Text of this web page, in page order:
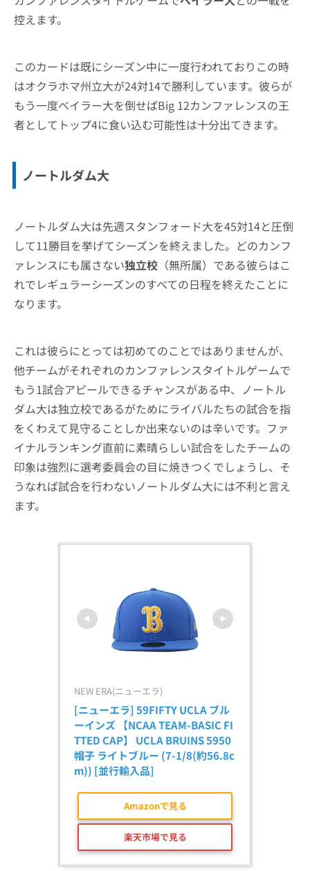
控えます。
このカードは既にシーズン中に一度行われておりこの時
はオクラホマ州立大が24対14で勝利しています。彼らが
もう一度ベイラー大を倒せばBig 12カンファレンスの王
者としてトップ4に食い込む可能性は十分出てきます。
ノートルダム大
ノートルダム大は先週スタンフォード大を45対14と圧倒
して11勝目を挙げてシーズンを終えました。どのカンフ
ァレンスにも属さない独立校 （無所属）である彼らはこ
れでレギュラーシーズンのすべての日程を終えたことに
なります。
これは彼らにとっては初めてのことではありませんが、
他チームがそれぞれのカンファレンスタイトルゲームで
もう1試合アピールできるチャンスがある中、ノートル
ダム大は独立校であるがためにライバルたちの試合を指
をくわえて見守ることしか出来ないのは辛いです。ファ
イナルランキング直前に素晴らしい試合をしたチームの
印象は強烈に選考委員会の目に焼きつくでしょうし、そ
うなれば試合を行わないノートルダム大には不利と言え
ます。
NEW ERA(ニューエラ)
[ニューエラ] 59FIFTY UCLA ブル
ーインズ 【NCAA TEAM-BASIC FI
TTED CAP】 UCLA BRUINS 5950
帽子 ライトブルー (7-1/8(約56.8c
m)) [並行輸入品]
Amazonで見る
楽天市場で見る